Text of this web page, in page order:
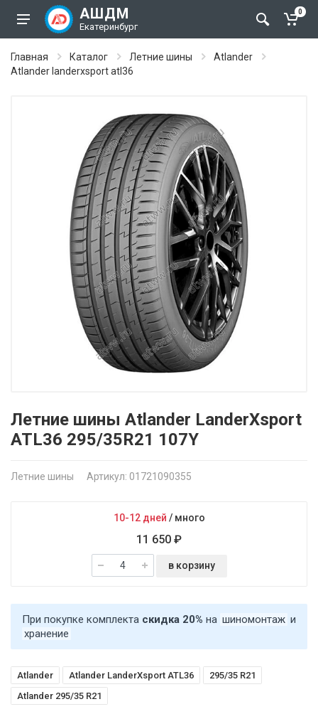
АШДМ
Екатеринбург
0
Главная Каталог Летние шины
Atlander
Atlander landerxsport atl36
Летние шины Atlander LanderXsport
ATL36 295/35R21 107Y
Летние шины Артикул: 01721090355
10-12 дней / много
11 650 ₽
в корзину
При покупке комплекта скидка 20% на шиномонтаж и
хранение
Atlander Atlander LanderXsport ATL36
295/35 R21
Atlander 295/35 R21